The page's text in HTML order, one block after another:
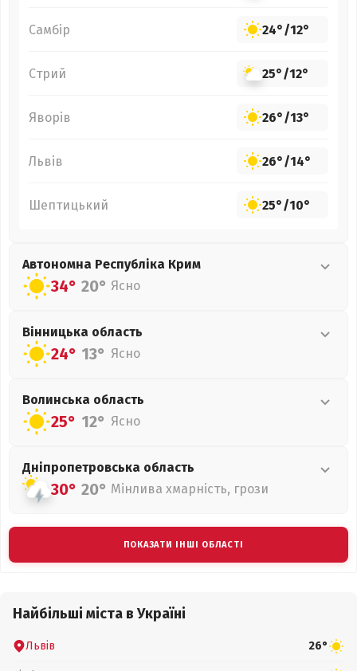
Самбір 24°/12°
Стрий 25°/12°
Яворів 26°/13°
Львів 26°/14°
Шептицький 25°/10°
Автономна Республіка Крим
34° 20° Ясно
Вінницька область
24° 13° Ясно
Волинська область
25° 12° Ясно
Дніпропетровська область
30° 20° Мінлива хмарність, грози
ПОКАЗАТИ ІНШІ ОБЛАСТІ
Найбільші міста в Україні
Львів 26°